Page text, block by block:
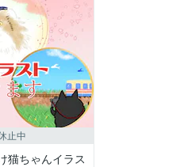
止中
猫ちゃんイラス